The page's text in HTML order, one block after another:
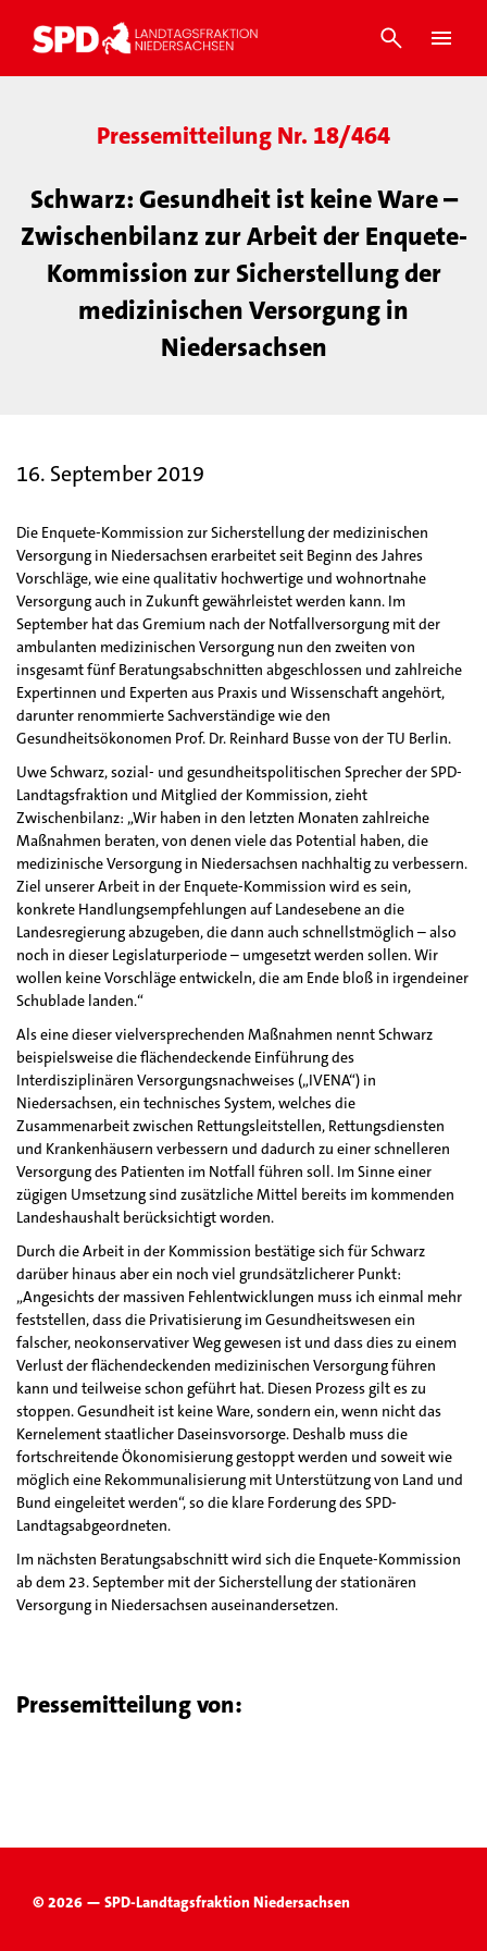
Pressemitteilung Nr. 18/464
Schwarz: Gesundheit ist keine Ware –
Zwischenbilanz zur Arbeit der Enquete-
Kommission zur Sicherstellung der
medizinischen Versorgung in
Niedersachsen
16. September 2019
Die Enquete-Kommission zur Sicherstellung der medizinischen
Versorgung in Niedersachsen erarbeitet seit Beginn des Jahres
Vorschläge, wie eine qualitativ hochwertige und wohnortnahe
Versorgung auch in Zukunft gewährleistet werden kann. Im
September hat das Gremium nach der Notfallversorgung mit der
ambulanten medizinischen Versorgung nun den zweiten von
insgesamt fünf Beratungsabschnitten abgeschlossen und zahlreiche
Expertinnen und Experten aus Praxis und Wissenschaft angehört,
darunter renommierte Sachverständige wie den
Gesundheitsökonomen Prof. Dr. Reinhard Busse von der TU Berlin.
Uwe Schwarz, sozial- und gesundheitspolitischen Sprecher der SPD-
Landtagsfraktion und Mitglied der Kommission, zieht
Zwischenbilanz: „Wir haben in den letzten Monaten zahlreiche
Maßnahmen beraten, von denen viele das Potential haben, die
medizinische Versorgung in Niedersachsen nachhaltig zu verbessern.
Ziel unserer Arbeit in der Enquete-Kommission wird es sein,
konkrete Handlungsempfehlungen auf Landesebene an die
Landesregierung abzugeben, die dann auch schnellstmöglich – also
noch in dieser Legislaturperiode – umgesetzt werden sollen. Wir
wollen keine Vorschläge entwickeln, die am Ende bloß in irgendeiner
Schublade landen.“
Als eine dieser vielversprechenden Maßnahmen nennt Schwarz
beispielsweise die flächendeckende Einführung des
Interdisziplinären Versorgungsnachweises („IVENA“) in
Niedersachsen, ein technisches System, welches die
Zusammenarbeit zwischen Rettungsleitstellen, Rettungsdiensten
und Krankenhäusern verbessern und dadurch zu einer schnelleren
Versorgung des Patienten im Notfall führen soll. Im Sinne einer
zügigen Umsetzung sind zusätzliche Mittel bereits im kommenden
Landeshaushalt berücksichtigt worden.
Durch die Arbeit in der Kommission bestätige sich für Schwarz
darüber hinaus aber ein noch viel grundsätzlicherer Punkt:
„Angesichts der massiven Fehlentwicklungen muss ich einmal mehr
feststellen, dass die Privatisierung im Gesundheitswesen ein
falscher, neokonservativer Weg gewesen ist und dass dies zu einem
Verlust der flächendeckenden medizinischen Versorgung führen
kann und teilweise schon geführt hat. Diesen Prozess gilt es zu
stoppen. Gesundheit ist keine Ware, sondern ein, wenn nicht das
Kernelement staatlicher Daseinsvorsorge. Deshalb muss die
fortschreitende Ökonomisierung gestoppt werden und soweit wie
möglich eine Rekommunalisierung mit Unterstützung von Land und
Bund eingeleitet werden“, so die klare Forderung des SPD-
Landtagsabgeordneten.
Im nächsten Beratungsabschnitt wird sich die Enquete-Kommission
ab dem 23. September mit der Sicherstellung der stationären
Versorgung in Niedersachsen auseinandersetzen.
Pressemitteilung von:
© 2026 — SPD-Landtagsfraktion Niedersachsen